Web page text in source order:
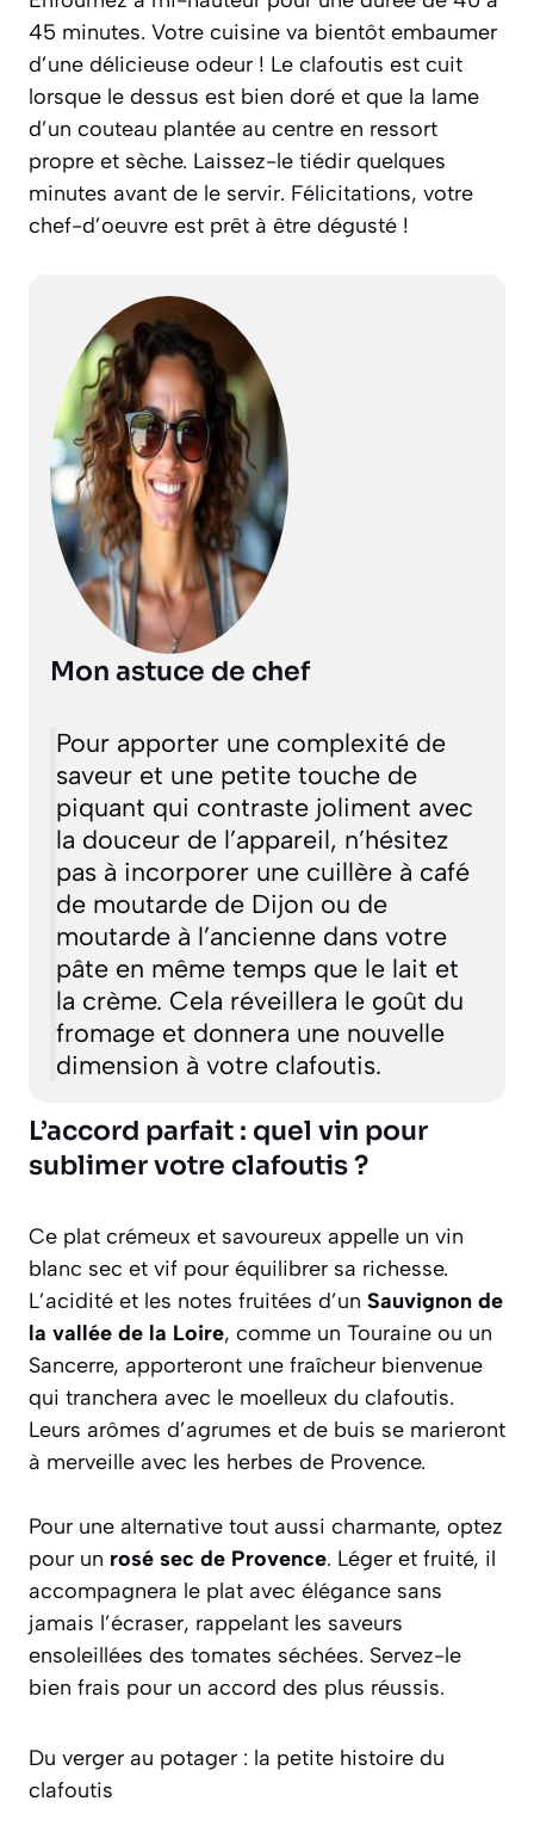
45 minutes. Votre cuisine va bientôt embaumer
d’une délicieuse odeur ! Le clafoutis est cuit
lorsque le dessus est bien doré et que la lame
d’un couteau plantée au centre en ressort
propre et sèche. Laissez-le tiédir quelques
minutes avant de le servir. Félicitations, votre
chef-d’oeuvre est prêt à être dégusté !
Mon astuce de chef
Pour apporter une complexité de
saveur et une petite touche de
piquant qui contraste joliment avec
la douceur de l’appareil, n’hésitez
pas à incorporer une cuillère à café
de moutarde de Dijon ou de
moutarde à l’ancienne dans votre
pâte en même temps que le lait et
la crème. Cela réveillera le goût du
fromage et donnera une nouvelle
dimension à votre clafoutis.
L’accord parfait : quel vin pour
sublimer votre clafoutis ?
Ce plat crémeux et savoureux appelle un vin
blanc sec et vif pour équilibrer sa richesse.
L’acidité et les notes fruitées d’un Sauvignon de
la vallée de la Loire, comme un Touraine ou un
Sancerre, apporteront une fraîcheur bienvenue
qui tranchera avec le moelleux du clafoutis.
Leurs arômes d’agrumes et de buis se marieront
à merveille avec les herbes de Provence.
Pour une alternative tout aussi charmante, optez
pour un rosé sec de Provence. Léger et fruité, il
accompagnera le plat avec élégance sans
jamais l’écraser, rappelant les saveurs
ensoleillées des tomates séchées. Servez-le
bien frais pour un accord des plus réussis.
Du verger au potager : la petite histoire du
clafoutis